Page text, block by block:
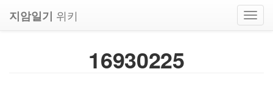
지암일기 위키
16930225